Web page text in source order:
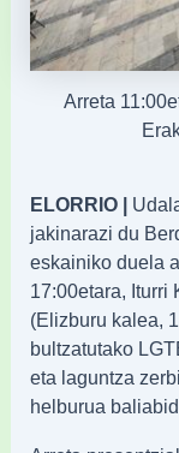
Arreta
ELORRIO |
jakinarazi du
eskainiko duela
17:00etara, Iturri
(Elizburu kalea,
bultzatutako
eta laguntza
helburua